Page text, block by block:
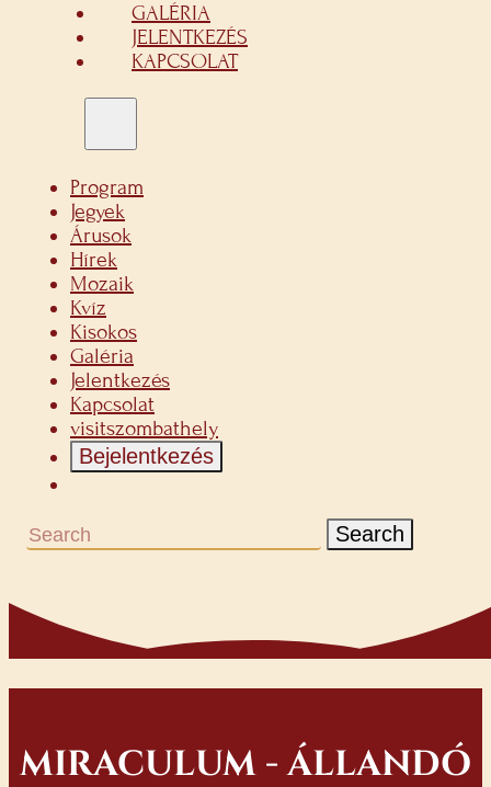
GALÉRIA
JELENTKEZÉS
KAPCSOLAT
Program
Jegyek
Árusok
Hírek
Mozaik
Kvíz
Kisokos
Galéria
Jelentkezés
Kapcsolat
visitszombathely
Bejelentkezés
Search
MIRACULUM - ÁLLANDÓ